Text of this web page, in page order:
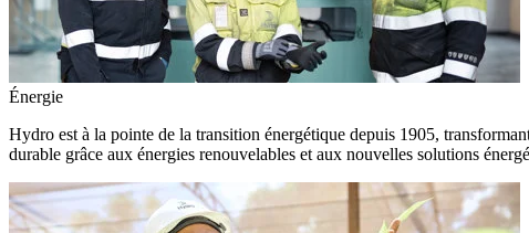
Énergie
Hydro est à la pointe de la transition énergétique depuis 1905,
durable grâce aux énergies renouvelables et aux nouvelles solutions